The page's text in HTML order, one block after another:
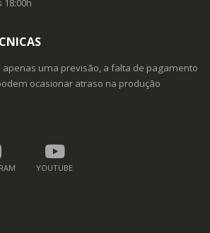
18:00h
apenas uma previsão, a falta de pagamento
ocasionar atraso na produção
YOUTUBE